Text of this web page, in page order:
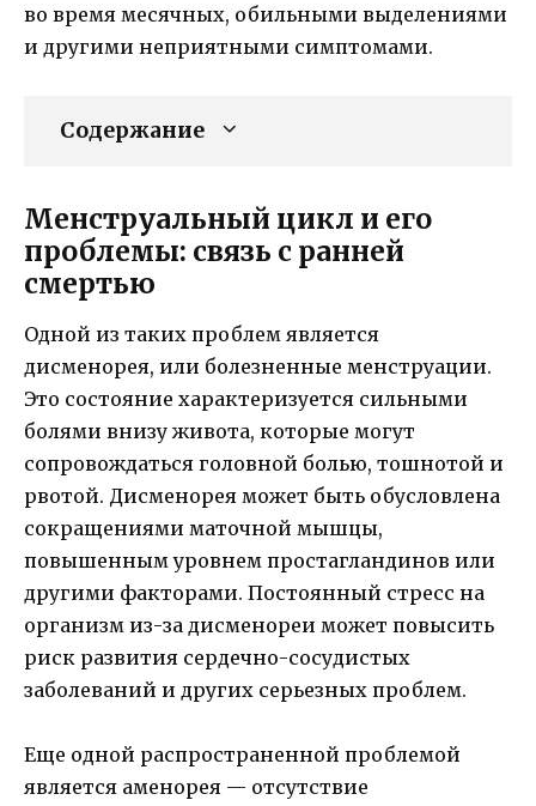
во время месячных, обильными выделениями
и другими неприятными симптомами.
Содержание
Менструальный цикл и его
проблемы: связь с ранней
смертью
Одной из таких проблем является
дисменорея, или болезненные менструации.
Это состояние характеризуется сильными
болями внизу живота, которые могут
сопровождаться головной болью, тошнотой и
рвотой. Дисменорея может быть обусловлена
сокращениями маточной мышцы,
повышенным уровнем простагландинов или
другими факторами. Постоянный стресс на
организм из-за дисменореи может повысить
риск развития сердечно-сосудистых
заболеваний и других серьезных проблем.
Еще одной распространенной проблемой
является аменорея — отсутствие